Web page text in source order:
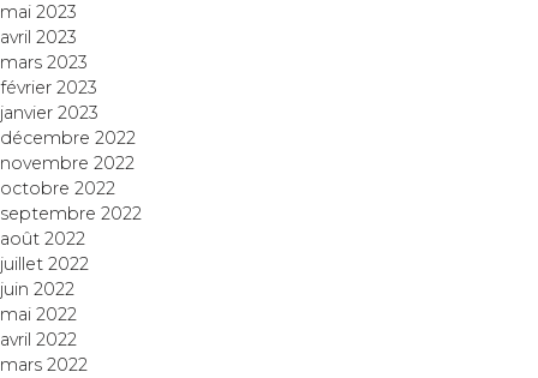
mai 2023
avril 2023
mars 2023
février 2023
janvier 2023
décembre 2022
novembre 2022
octobre 2022
septembre 2022
août 2022
juillet 2022
juin 2022
mai 2022
avril 2022
mars 2022